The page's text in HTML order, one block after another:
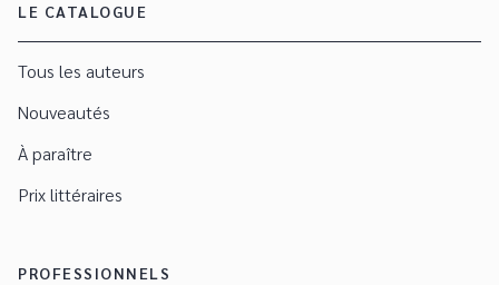
LE CATALOGUE
Tous les auteurs
Nouveautés
À paraître
Prix littéraires
PROFESSIONNELS